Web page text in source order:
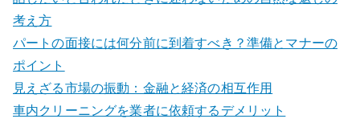
考え方
パートの面接には何分前に到着すべき？準備とマナーの
ポイント
見えざる市場の振動：金融と経済の相互作用
車内クリーニングを業者に依頼するデメリット